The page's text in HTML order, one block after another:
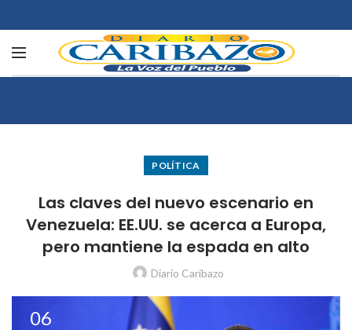
POLÍTICA
Las claves del nuevo escenario en
Venezuela: EE.UU. se acerca a Europa,
pero mantiene la espada en alto
Diario Caribazo
06